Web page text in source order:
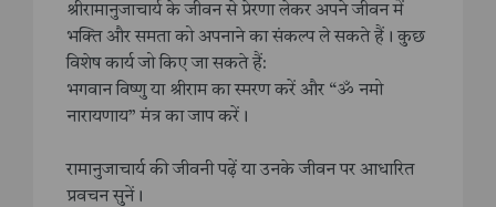
श्रीरामानुजाचार्य के जीवन से प्रेरणा लेकर अपने जीवन में
भक्ति और समता को अपनाने का संकल्प ले सकते हैं। कुछ
विशेष कार्य जो किए जा सकते हैं:
भगवान विष्णु या श्रीराम का स्मरण करें और “ॐ नमो
नारायणाय” मंत्र का जाप करें।
रामानुजाचार्य की जीवनी पढ़ें या उनके जीवन पर आधारित
प्रवचन सुनें।